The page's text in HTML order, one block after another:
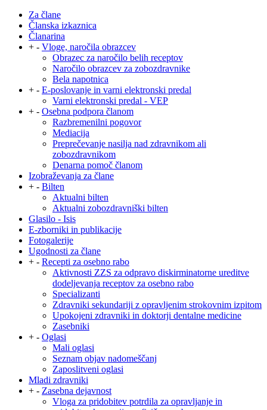
Za člane
Članska izkaznica
Članarina
+ - Vloge, naročila obrazcev
Obrazec za naročilo belih receptov
Naročilo obrazcev za zobozdravnike
Bela napotnica
+ - E-poslovanje in varni elektronski predal
Varni elektronski predal - VEP
+ - Osebna podpora članom
Razbremenilni pogovor
Mediacija
Preprečevanje nasilja nad zdravnikom ali
zobozdravnikom
Denarna pomoč članom
Izobraževanja za člane
+ - Bilten
Aktualni bilten
Aktualni zobozdravniški bilten
Glasilo - Isis
E-zborniki in publikacije
Fotogalerije
Ugodnosti za člane
+ - Recepti za osebno rabo
Aktivnosti ZZS za odpravo diskirminatorne ureditve
dodeljevanja receptov za osebno rabo
Specializanti
Zdravniki sekundariji z opravljenim strokovnim izpitom
Upokojeni zdravniki in doktorji dentalne medicine
Zasebniki
+ - Oglasi
Mali oglasi
Seznam objav nadomeščanj
Zaposlitveni oglasi
Mladi zdravniki
+ - Zasebna dejavnost
Vloga za pridobitev potrdila za opravljanje in